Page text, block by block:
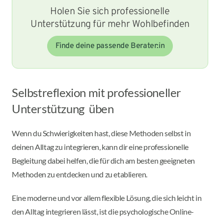
Holen Sie sich professionelle
Unterstützung für mehr Wohlbefinden
Finde deine passende Berater:in
Selbstreflexion mit professioneller
Unterstützung üben
Wenn du Schwierigkeiten hast, diese Methoden selbst in
deinen Alltag zu integrieren, kann dir eine professionelle
Begleitung dabei helfen, die für dich am besten geeigneten
Methoden zu entdecken und zu etablieren.
Eine moderne und vor allem flexible Lösung, die sich leicht in
den Alltag integrieren lässt, ist die psychologische Online-